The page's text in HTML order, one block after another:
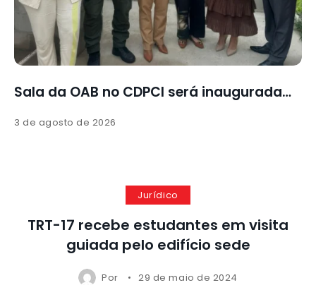
Sala da OAB no CDPCI será inaugurada…
3 de agosto de 2026
Jurídico
TRT-17 recebe estudantes em visita
guiada pelo edifício sede
Por 29 de maio de 2024